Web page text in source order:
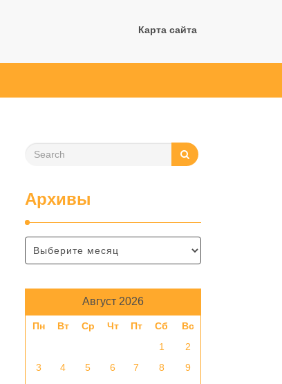
Карта сайта
Архивы
Август 2026
Пн Вт Ср Чт Пт Сб
Вс
1
2
3
4 5 6 7 8
9